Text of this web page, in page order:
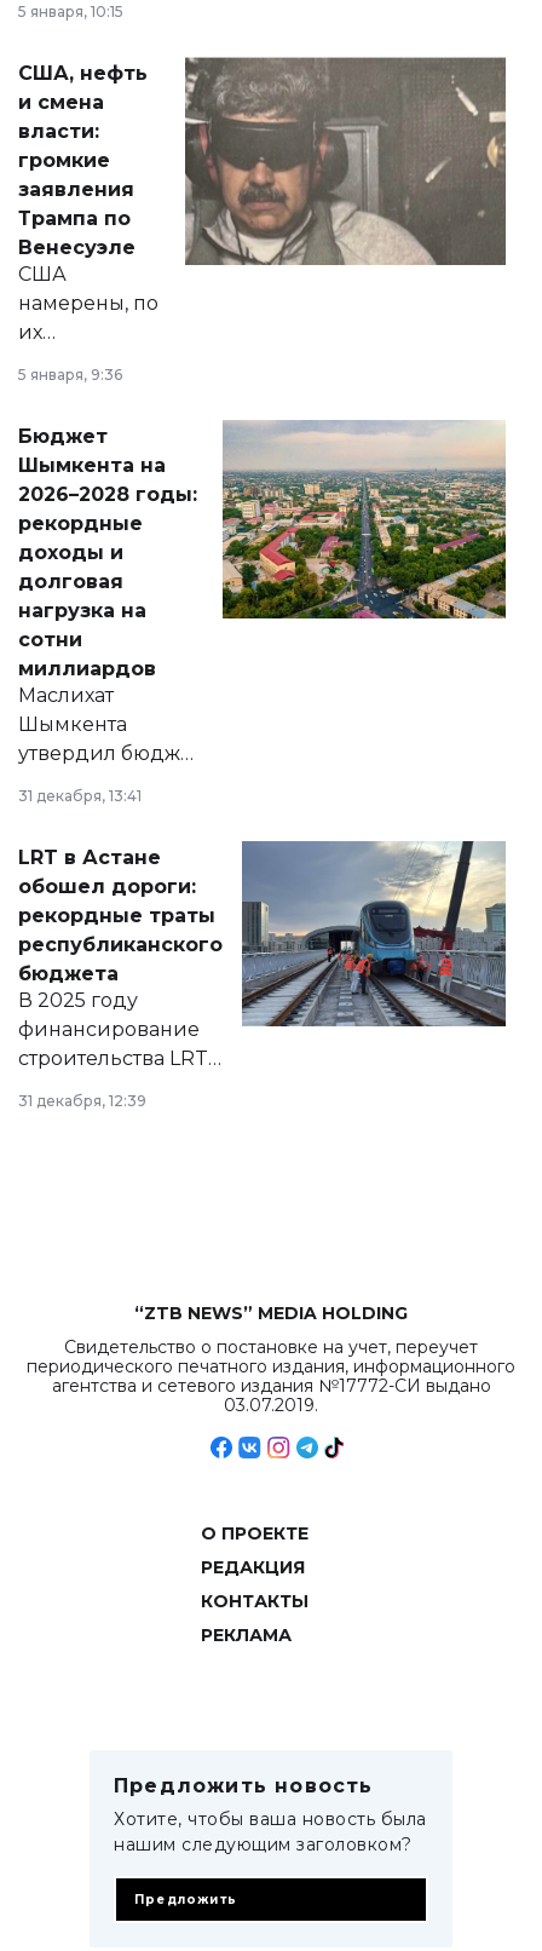
сразу несколько
актуальных тем —
от слухов о
политических
реформах до
вопросов армии,
экономики и
личного здоровья.
5 января, 10:15
США, нефть
и смена
власти:
громкие
заявления
Трампа по
Венесуэле
США
намерены, по
их
принести
народу
Венесуэлы.
5 января, 9:36
Бюджет
Шымкента на
2026–2028 годы:
рекордные
доходы и
долговая
нагрузка на
сотни
миллиардов
Маслихат
Шымкента
утвердил бюджет
города на 2026–
2028 годы.
документ
появился в базе
нормативных
правовых актов и
на сайте маслихат
города.
31 декабря, 13:41
LRT в Астане
обошел дороги:
рекордные траты
республиканского
бюджета
В 2025 году
финансирование
строительства LRT
в Астане из
республиканского
31 декабря, 12:39
“ZTB NEWS” MEDIA HOLDING
Свидетельство о постановке на учет, переучет
периодического печатного издания, информационного
агентства и сетевого издания №17772-СИ выдано
03.07.2019.
О ПРОЕКТЕ
РЕДАКЦИЯ
КОНТАКТЫ
РЕКЛАМА
Предложить новость
Хотите, чтобы ваша новость была
нашим следующим заголовком?
Предложить